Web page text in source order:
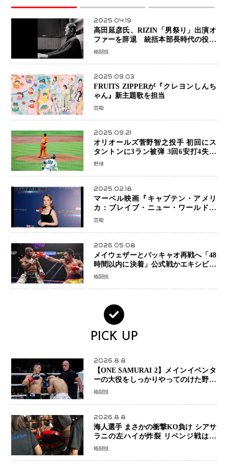
2025.04.19
高田延彦氏、RIZIN「男祭り」出演オ
ファーを辞退 統括本部長時代の役目
「すでに終えています」と明言
格闘技
2025.09.03
FRUITS ZIPPERが『クレヨンしんち
ゃん』新主題歌を担当
芸能
2025.09.21
オリオールズ菅野智之投手 初回にス
タントンに3ラン被弾 3回6安打4失点
で降板
野球
2025.02.18
マーベル映画『キャプテン・アメリ
カ：ブレイブ・ニュー・ワールド』
新ブラック・ウィドウ役のシラ・ハー
芸能
2026.05.08
メイウェザーとパッキャオ再戦へ「48
時間以内に決着」公式戦かエキシビシ
ョンか混迷続く
格闘技
PICK UP
2026.8.8
【ONE SAMURAI 2】メインイベンタ
ーの大役をしっかりやってのけた野杁
正明が衝撃のリベンジ！ リウ・メン
ーで完全決着
格闘技
2026.8.8
海人選手 まさかの衝撃KO負け シアサ
ラニの左ハイが炸裂 リベンジ戦は一
瞬で決着
格闘技